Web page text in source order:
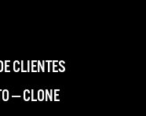
CLIENTES
— CLONE